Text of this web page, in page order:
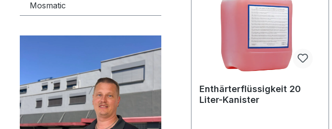
Mosmatic
Enthärterflüssigkeit 20
Liter-Kanister